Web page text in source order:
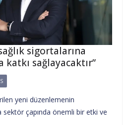
sigortalarına
sağlayacaktır”
yeni düzenlemenin
sektör çapında önemli bir etki ve